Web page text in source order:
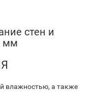
стен и
мм
влажностью, а также